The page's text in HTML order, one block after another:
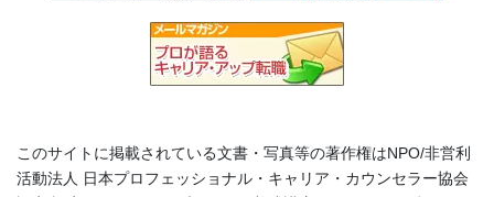
このサイトに掲載されている文書・写真等の著作権はNPO/非営利
活動法人 日本プロフェッショナル・キャリア・カウンセラー協会